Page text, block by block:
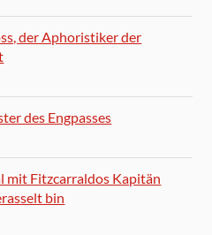
der Aphoristiker der
des Engpasses
mit Fitzcarraldos Kapitän
bin